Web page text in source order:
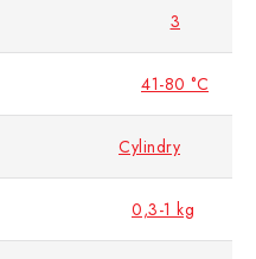
3
41-80 °C
Cylindry
0,3-1 kg